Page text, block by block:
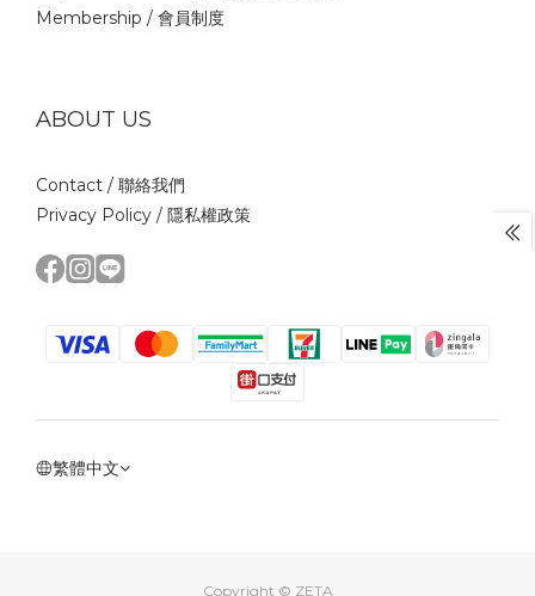
Membership / 會員制度
ABOUT US
Contact / 聯絡我們
Privacy Policy / 隱私權政策
繁體中文
Copyright © ZETA